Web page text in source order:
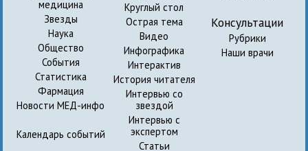
медицина
Звезды
Наука
Общество
События
Статистика
Фармация
Новости МЕД-инфо
Календарь событий
Круглый стол
Острая тема
Видео
Инфографика
Интерактив
История читателя
Интервью со
звездой
Интервью с
экспертом
Статьи
Консультации
Рубрики
Наши врачи